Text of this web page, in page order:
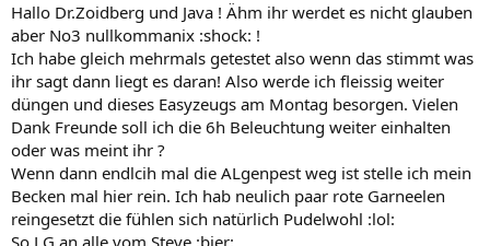
Hallo Dr.Zoidberg und Java ! Ähm ihr werdet es nicht glauben
aber No3 nullkommanix :shock: !
Ich habe gleich mehrmals getestet also wenn das stimmt was
ihr sagt dann liegt es daran! Also werde ich fleissig weiter
düngen und dieses Easyzeugs am Montag besorgen. Vielen
Dank Freunde soll ich die 6h Beleuchtung weiter einhalten
oder was meint ihr ?
Wenn dann endlcih mal die ALgenpest weg ist stelle ich mein
Becken mal hier rein. Ich hab neulich paar rote Garneelen
reingesetzt die fühlen sich natürlich Pudelwohl :lol: